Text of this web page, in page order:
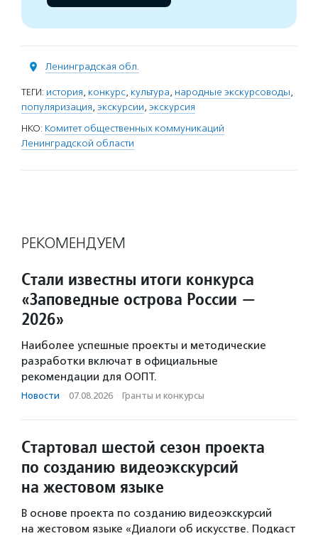
Ленинградская обл.
ТЕГИ: история, конкурс, культура, народные экскурсоводы,
популяризация, экскурсии, экскурсия
НКО: Комитет общественных коммуникаций
Ленинградской области
РЕКОМЕНДУЕМ
Стали известны итоги конкурса
«Заповедные острова России —
2026»
Наиболее успешные проекты и методические
разработки включат в официальные
рекомендации для ООПТ.
Новости · 07.08.2026 · Гранты и конкурсы
Стартовал шестой сезон проекта
по созданию видеоэкскурсий
на жестовом языке
В основе проекта по созданию видеоэкскурсий
на жестовом языке «Диалоги об искусстве. Подкаст